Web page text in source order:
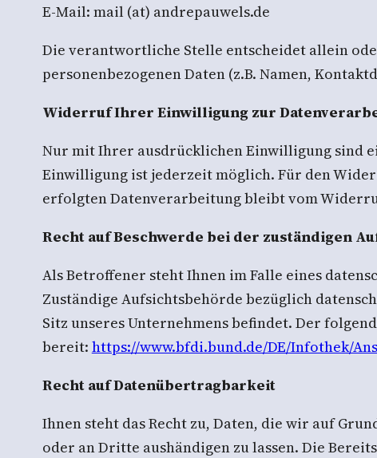
E-Mail: mail (at) andrepauwels.de
Die verantwortliche Stelle entscheidet allein
personenbezogenen Daten (z.B. Namen,
Widerruf Ihrer Einwilligung zur
Nur mit Ihrer ausdrücklichen Einwilligung sind
Einwilligung ist jederzeit möglich. Für den
erfolgten Datenverarbeitung bleibt vom
Recht auf Beschwerde bei der zuständigen
Als Betroffener steht Ihnen im Falle eines
Zuständige Aufsichtsbehörde bezüglich
Sitz unseres Unternehmens befindet. Der
bereit: https://www.bfdi.bund.de/DE/Infothek/
Recht auf Datenübertragbarkeit
Ihnen steht das Recht zu, Daten, die wir auf
oder an Dritte aushändigen zu lassen. Die